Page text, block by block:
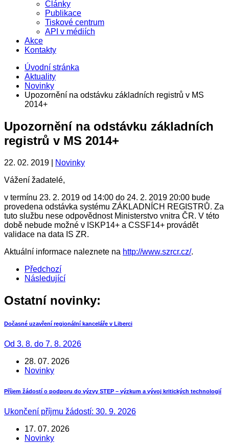
Články
Publikace
Tiskové centrum
API v médiích
Akce
Kontakty
Úvodní stránka
Aktuality
Novinky
Upozornění na odstávku základních registrů v MS
2014+
Upozornění na odstávku základních
registrů v MS 2014+
22. 02. 2019 |
Novinky
Vážení žadatelé,
v termínu 23. 2. 2019 od 14:00 do 24. 2. 2019 20:00 bude
provedena odstávka systému ZÁKLADNÍCH REGISTRŮ. Za
tuto službu nese odpovědnost Ministerstvo vnitra ČR. V této
době nebude možné v ISKP14+ a CSSF14+ provádět
validace na data IS ZR.
Aktuální informace naleznete na http://www.szrcr.cz/.
Předchozí
Následující
Ostatní novinky:
Dočasné uzavření regionální kanceláře v Liberci
Od 3. 8. do 7. 8. 2026
28. 07. 2026
Novinky
Příjem žádostí o podporu do výzvy STEP – výzkum a vývoj kritických technologií
Ukončení příjmu žádostí: 30. 9. 2026
17. 07. 2026
Novinky